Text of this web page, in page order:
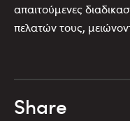
απαιτούμενες
πελατών τους,
Share